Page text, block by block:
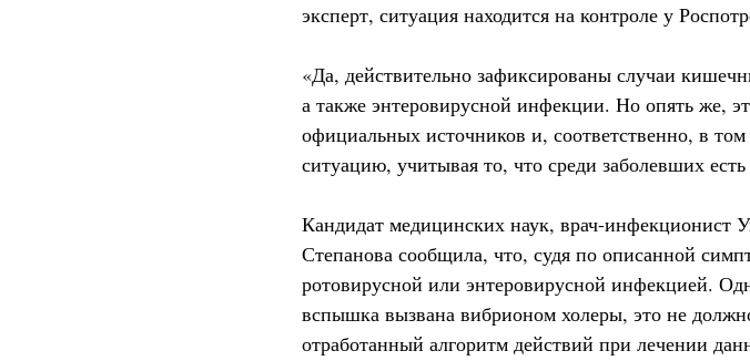
эксперт, ситуация находится на контроле у
«Да, действительно зафиксированы случаи
а также энтеровирусной инфекции. Но опять же,
официальных источников и, соответственно, в
ситуацию, учитывая то, что среди заболевших
Кандидат медицинских наук, врач-инфекционист
Степанова сообщила, что, судя по описанной
ротовирусной или энтеровирусной инфекцией.
вспышка вызвана вибрионом холеры, это не
отработанный алгоритм действий при лечении